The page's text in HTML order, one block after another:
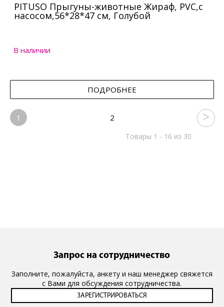
PITUSO Прыгуны-животные Жираф, PVC,с
насосом,56*28*47 см, Голубой
В наличии
ПОДРОБНЕЕ
1 2
Товары 1 - 16 из 30
Запрос на сотрудничество
Заполните, пожалуйста, анкету и наш менеджер свяжется
с Вами для обсуждения сотрудничества.